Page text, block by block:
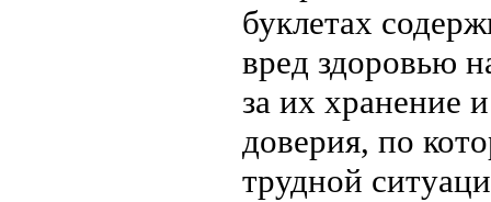
буклетах
вред здоровью
за их хранение
доверия, по
трудной